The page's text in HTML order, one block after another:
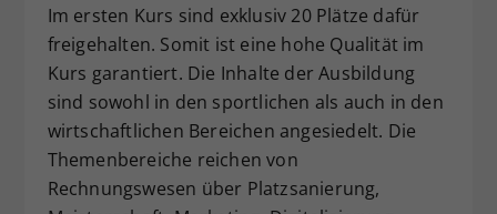
Im ersten Kurs sind exklusiv 20 Plätze dafür
freigehalten. Somit ist eine hohe Qualität im
Kurs garantiert. Die Inhalte der Ausbildung
sind sowohl in den sportlichen als auch in den
wirtschaftlichen Bereichen angesiedelt. Die
Themenbereiche reichen von
Rechnungswesen über Platzsanierung,